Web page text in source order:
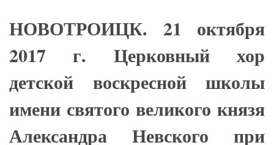
НОВОТРОИЦК. 21 октября
2017 г. Церковный хор
детской воскресной школы
имени святого великого князя
Александра Невского при